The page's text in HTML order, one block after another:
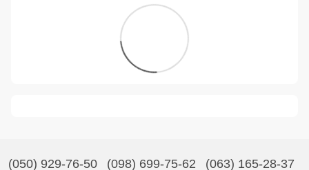
(050) 929-76-50 (098) 699-75-62 (063) 165-28-37